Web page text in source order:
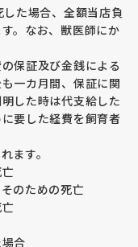
た場合、全額当店負
。なお、獣医師にか
保証及び金銭による
一カ月間、保証に関
した時は代支給した
要した経費を飼育者
ます。
のための死亡
合